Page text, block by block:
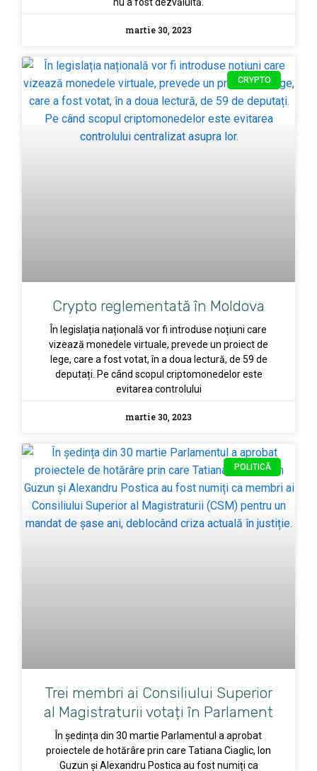
martie 30, 2023
CRYPTO
Crypto reglementată în Moldova
În legislația națională vor fi introduse noțiuni care
vizează monedele virtuale, prevede un proiect de
lege, care a fost votat, în a doua lectură, de 59 de
deputați. Pe când scopul criptomonedelor este
evitarea controlului
martie 30, 2023
POLITICĂ
Trei membri ai Consiliului Superior
al Magistraturii votați în Parlament
În ședința din 30 martie Parlamentul a aprobat
proiectele de hotărâre prin care Tatiana Ciaglic, Ion
Guzun și Alexandru Postica au fost numiți ca